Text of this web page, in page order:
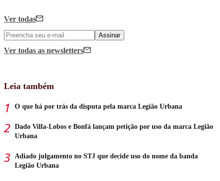
Ver todas
Assinar
Ver todas as newsletters
Leia também
O que há por trás da disputa pela marca Legião Urbana
Dado Villa-Lobos e Bonfá lançam petição por uso da marca Legião
Urbana
Adiado julgamento no STJ que decide uso do nome da banda
Legião Urbana